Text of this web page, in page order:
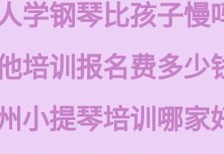
学钢琴比孩子慢
培训报名费多少
小提琴培训哪家